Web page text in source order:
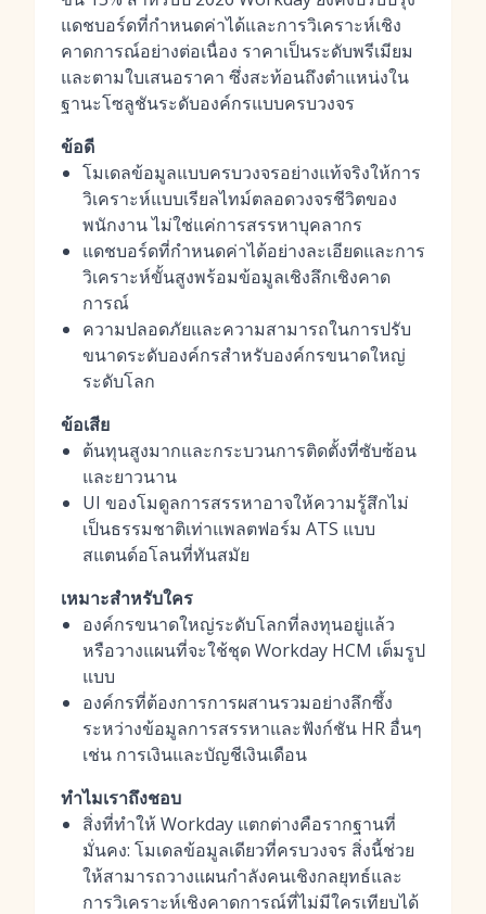
แดชบอร์ดที่กำหนดค่าได้และการวิเคราะห์เชิง
คาดการณ์อย่างต่อเนื่อง ราคาเป็นระดับพรีเมียม
และตามใบเสนอราคา ซึ่งสะท้อนถึงตำแหน่งใน
ฐานะโซลูชันระดับองค์กรแบบครบวงจร
ข้อดี
โมเดลข้อมูลแบบครบวงจรอย่างแท้จริงให้การ
วิเคราะห์แบบเรียลไทม์ตลอดวงจรชีวิตของ
พนักงาน ไม่ใช่แค่การสรรหาบุคลากร
แดชบอร์ดที่กำหนดค่าได้อย่างละเอียดและการ
วิเคราะห์ขั้นสูงพร้อมข้อมูลเชิงลึกเชิงคาด
การณ์
ความปลอดภัยและความสามารถในการปรับ
ขนาดระดับองค์กรสำหรับองค์กรขนาดใหญ่
ระดับโลก
ข้อเสีย
ต้นทุนสูงมากและกระบวนการติดตั้งที่ซับซ้อน
และยาวนาน
UI ของโมดูลการสรรหาอาจให้ความรู้สึกไม่
เป็นธรรมชาติเท่าแพลตฟอร์ม ATS แบบ
สแตนด์อโลนที่ทันสมัย
เหมาะสำหรับใคร
องค์กรขนาดใหญ่ระดับโลกที่ลงทุนอยู่แล้ว
หรือวางแผนที่จะใช้ชุด Workday HCM เต็มรูป
แบบ
องค์กรที่ต้องการการผสานรวมอย่างลึกซึ้ง
ระหว่างข้อมูลการสรรหาและฟังก์ชัน HR อื่นๆ
เช่น การเงินและบัญชีเงินเดือน
ทำไมเราถึงชอบ
สิ่งที่ทำให้ Workday แตกต่างคือรากฐานที่
มั่นคง: โมเดลข้อมูลเดียวที่ครบวงจร สิ่งนี้ช่วย
ให้สามารถวางแผนกำลังคนเชิงกลยุทธ์และ
การวิเคราะห์เชิงคาดการณ์ที่ไม่มีใครเทียบได้